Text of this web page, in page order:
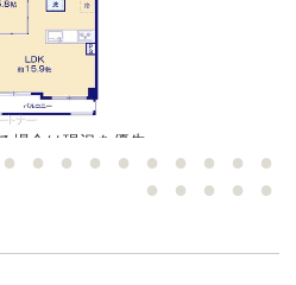
場合は現況を優先